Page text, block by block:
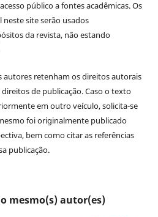
público a fontes acadêmicas. Os
neste site serão usados
da revista, não estando
autores retenham os direitos autorais
de publicação. Caso o texto
em outro veículo, solicita-se
foi originalmente publicado
bem como citar as referências
publicação.
mesmo(s) autor(es)